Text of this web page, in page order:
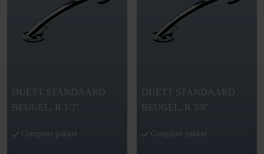
DUETT STANDAARD
BEUGEL, R 1/2"
Compleet pakket
DUETT STANDAARD
BEUGEL, R 3/8"
Compleet pakket